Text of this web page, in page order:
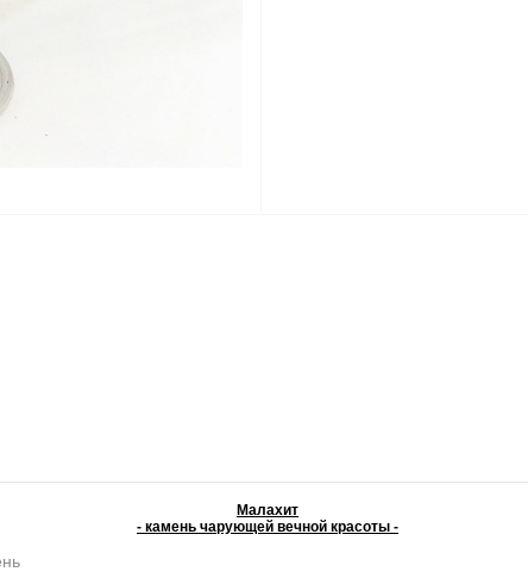
Малахит
- камень чарующей вечной красоты -